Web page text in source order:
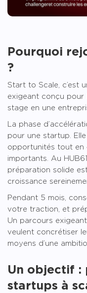
Pourquoi
?
Start to Scale, c’est
exigeant conçu
stage en une
La phase
pour une startup.
opportunités tout en
importants. Au
préparation solide
croissance
Pendant 5 mois,
votre traction, et
Un parcours
veulent concrétiser
moyens d’une
Un objectif :
startups à